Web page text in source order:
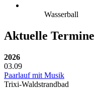
Wasserball
Aktuelle Termine
2026
03.09
Paarlauf mit Musik
Trixi-Waldstrandbad